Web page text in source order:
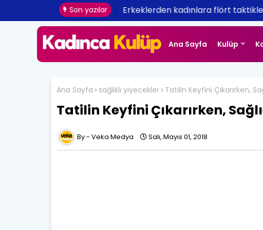
Son yazılar Erkeklerden kadınlara flört
Ana Sayfa Kulüp
Ana Sayfa sağlıklı yiyecekler Tatilin Keyfini Çıkarırken,
Tatilin Keyfini Çıkarırken,
Veka Medya Salı, Mayıs 01, 2018